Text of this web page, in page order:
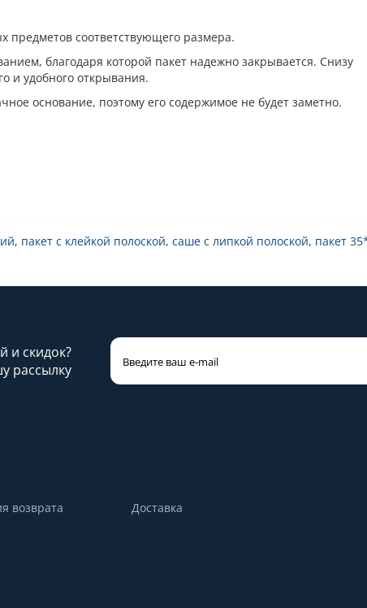
предметов соответствующего размера.
благодаря которой пакет надежно закрывается. Снизу
и удобного открывания.
основание, поэтому его содержимое не будет заметно.
, пакет с клейкой полоской, саше с липкой полоской, пакет
и скидок?
рассылку
возврата
Доставка